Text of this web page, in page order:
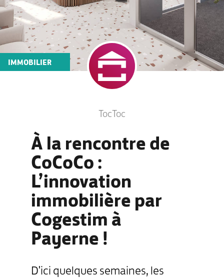
IMMOBILIER
TocToc
À la rencontre de
CoCoCo :
L’innovation
immobilière par
Cogestim à
Payerne !
D'ici quelques semaines, les